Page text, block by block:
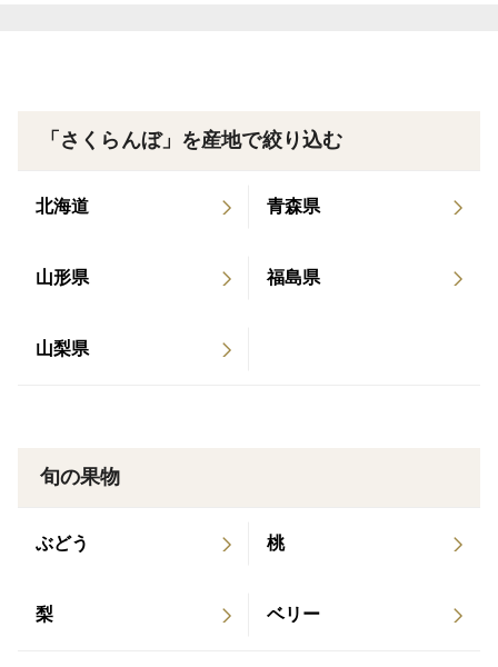
＜品種＞
種で、当園でも人気のある代表的な品種です。
完熟するととても甘くなり、輸送にも適しています。
※天候にもよりますがお届けは7月上旬頃~7月下旬頃と
「さくらんぼ」を産地で絞り込む
北海道 青森県
山形県 福島県
山梨県
旬の果物
ぶどう 桃
梨 ベリー